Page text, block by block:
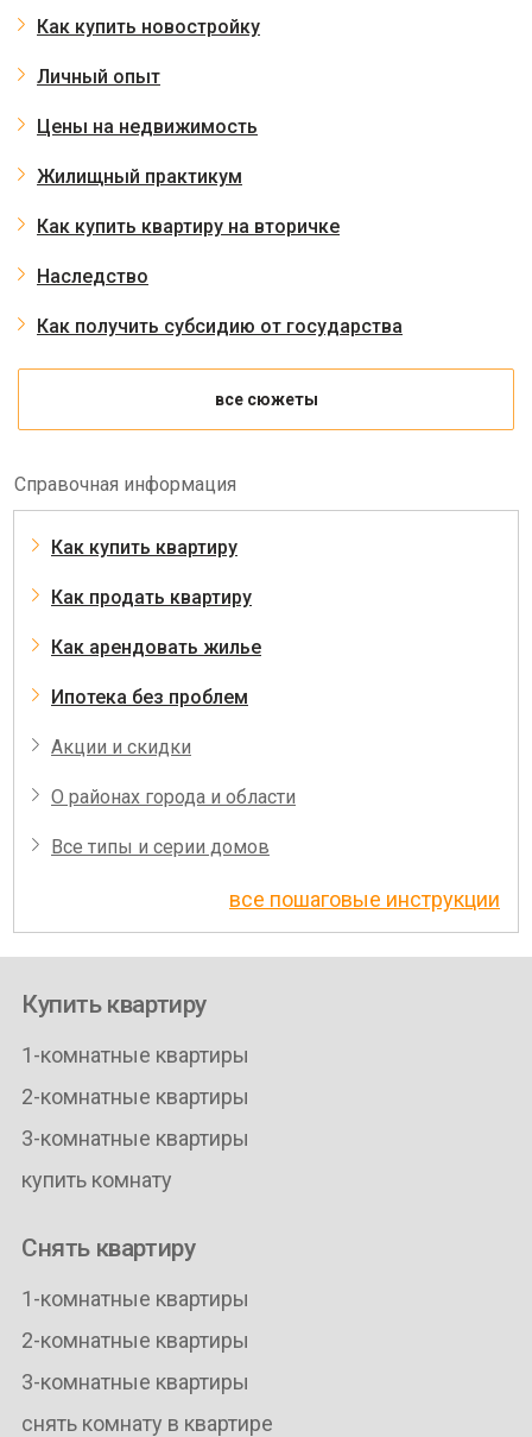
Как купить новостройку
Личный опыт
Цены на недвижимость
Жилищный практикум
Как купить квартиру на вторичке
Наследство
Как получить субсидию от государства
все сюжеты
Справочная информация
Как купить квартиру
Как продать квартиру
Как арендовать жилье
Ипотека без проблем
Акции и скидки
О районах города и области
Все типы и серии домов
все пошаговые инструкции
Купить квартиру
1-комнатные квартиры
2-комнатные квартиры
3-комнатные квартиры
купить комнату
Снять квартиру
1-комнатные квартиры
2-комнатные квартиры
3-комнатные квартиры
снять комнату в квартире